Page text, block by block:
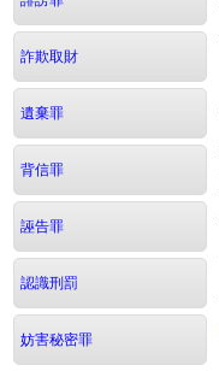
詐欺取財
遺棄罪
背信罪
誣告罪
認識刑罰
妨害秘密罪